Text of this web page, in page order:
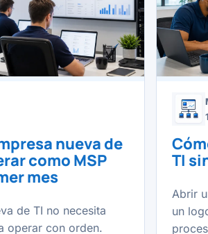
nueva de
como MSP
mes
de TI no necesita
operar con orden.
TI
Abrir
un